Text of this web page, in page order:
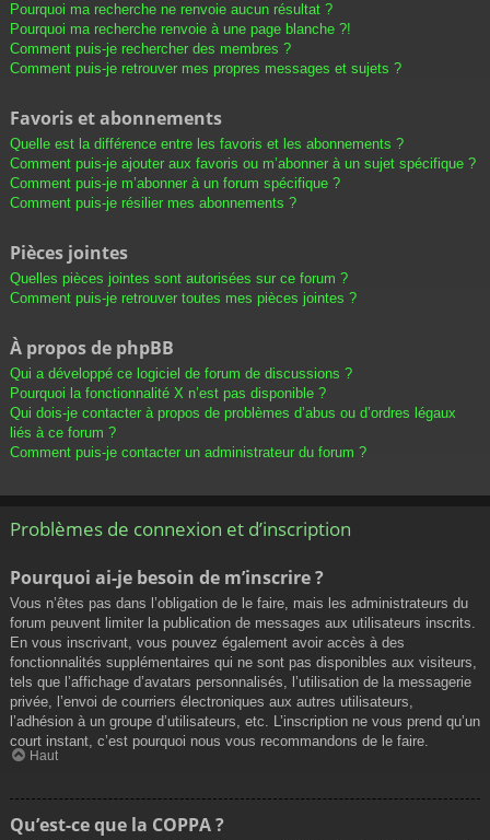
Pourquoi ma recherche ne renvoie aucun résultat ?
Pourquoi ma recherche renvoie à une page blanche ?!
Comment puis-je rechercher des membres ?
Comment puis-je retrouver mes propres messages et sujets ?
Favoris et abonnements
Quelle est la différence entre les favoris et les abonnements ?
Comment puis-je ajouter aux favoris ou m’abonner à un sujet spécifique ?
Comment puis-je m’abonner à un forum spécifique ?
Comment puis-je résilier mes abonnements ?
Pièces jointes
Quelles pièces jointes sont autorisées sur ce forum ?
Comment puis-je retrouver toutes mes pièces jointes ?
À propos de phpBB
Qui a développé ce logiciel de forum de discussions ?
Pourquoi la fonctionnalité X n’est pas disponible ?
Qui dois-je contacter à propos de problèmes d’abus ou d’ordres légaux
liés à ce forum ?
Comment puis-je contacter un administrateur du forum ?
Problèmes de connexion et d’inscription
Pourquoi ai-je besoin de m’inscrire ?
Vous n’êtes pas dans l’obligation de le faire, mais les administrateurs du
forum peuvent limiter la publication de messages aux utilisateurs inscrits.
En vous inscrivant, vous pouvez également avoir accès à des
fonctionnalités supplémentaires qui ne sont pas disponibles aux visiteurs,
tels que l’affichage d’avatars personnalisés, l’utilisation de la messagerie
privée, l’envoi de courriers électroniques aux autres utilisateurs,
l’adhésion à un groupe d’utilisateurs, etc. L’inscription ne vous prend qu’un
court instant, c’est pourquoi nous vous recommandons de le faire.
Haut
Qu’est-ce que la COPPA ?